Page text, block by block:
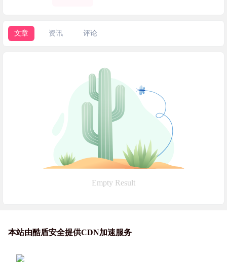
文章 资讯 评论
Empty Result
本站由酷盾安全提供CDN加速服务